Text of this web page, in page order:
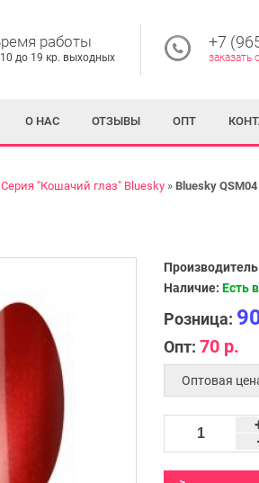
работы
до 19 кр. выходных
+7
заказать
О НАС ОТЗЫВЫ ОПТ
Серия "Кошачий глаз" Bluesky Bluesky QSM04
Наличие: Есть
Розница:
Опт: 70 р.
Оптовая